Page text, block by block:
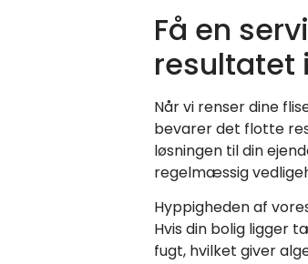
Få en
resultatet
Når vi renser dine
bevarer det flotte
løsningen til din
regelmæssig
Hyppigheden af
Hvis din bolig ligger
fugt, hvilket giver